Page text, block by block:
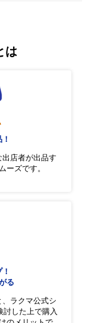
は
店者が出品す
ーズです。
る
ラクマ公式シ
討した上で購入